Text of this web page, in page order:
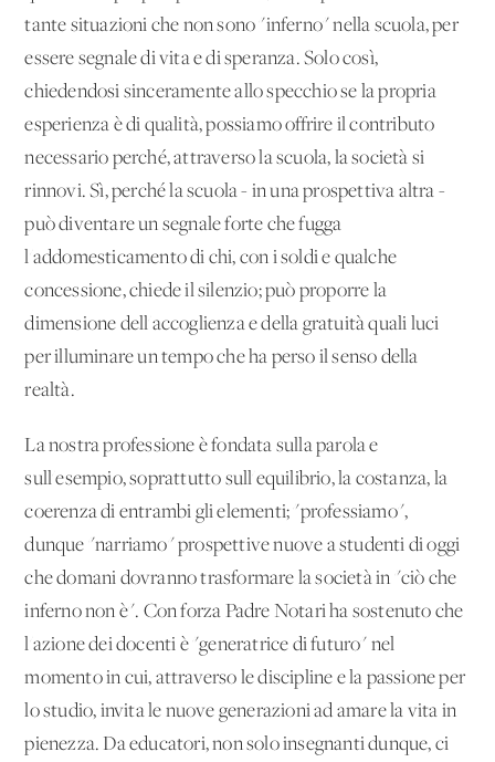
tante situazioni che non sono "inferno" nella scuola, per
essere segnale di vita e di speranza. Solo così,
chiedendosi sinceramente allo specchio se la propria
esperienza è di qualità, possiamo offrire il contributo
necessario perché, attraverso la scuola, la società si
rinnovi. Sì, perché la scuola - in una prospettiva altra -
può diventare un segnale forte che fugga
l'addomesticamento di chi, con i soldi e qualche
concessione, chiede il silenzio; può proporre la
dimensione dell'accoglienza e della gratuità quali luci
per illuminare un tempo che ha perso il senso della
realtà.
La nostra professione è fondata sulla parola e
sull'esempio, soprattutto sull'equilibrio, la costanza, la
coerenza di entrambi gli elementi; "professiamo",
dunque "narriamo" prospettive nuove a studenti di oggi
che domani dovranno trasformare la società in "ciò che
inferno non è". Con forza Padre Notari ha sostenuto che
l'azione dei docenti è "generatrice di futuro" nel
momento in cui, attraverso le discipline e la passione per
lo studio, invita le nuove generazioni ad amare la vita in
pienezza. Da educatori, non solo insegnanti dunque, ci